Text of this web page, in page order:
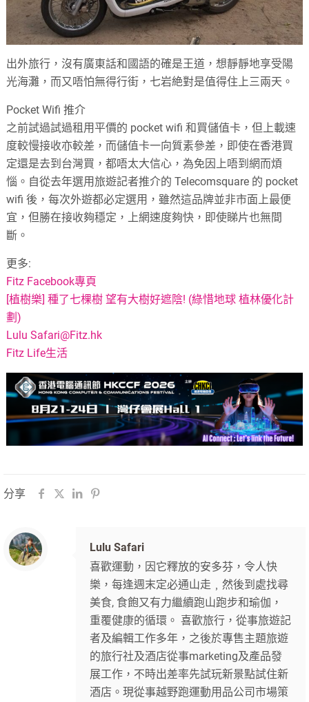
出外旅行，沒有廣東話和國語的確是王道，想靜靜地享受陽
光海灘，而又唔怕無得行街，七岩絶對是值得住上三兩天。
Pocket Wifi 推介
之前試過試過租用平價的 pocket wifi 和買儲值卡，但上載速
度較慢接收亦較差，而儲值卡一向質素參差，即使在香港買
定還是去到台灣買，都唔太大信心，為免因上唔到網而煩
惱。自從去年選用旅遊記者推介的 Telecomsquare 的 pocket
wifi 後，每次外遊都必定選用，雖然這品牌並非市面上最便
宜，但勝在接收夠穩定，上網速度夠快，即使睇片也無間
斷。
更多:
Fitz Facebook專頁
[植樹樂] 種了七棵樹 望有大樹好遮陰! (綠惜地球 植林優化計
劃)
LuluSafari@Fitz.hk
Fitz Life生活
分享
Lulu Safari
喜歡運動，因它釋放的安多芬，令人快
樂，每逢週末定必通山走﹐然後到處找尋
美食, 食飽又有力繼續跑山跑步和瑜伽，
重覆健康的循環。 喜歡旅行，從事旅遊記
者及編輯工作多年，之後於專售主題旅遊
的旅行社及酒店從事marketing及產品發
展工作，不時出差率先試玩新景點試住新
酒店。現從事越野跑運動用品公司市場策